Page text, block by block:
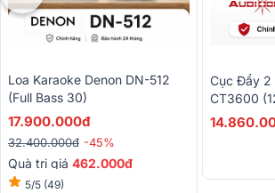
Loa Karaoke Denon DN-512
(Full Bass 30)
17.900.000đ
32.400.000đ -45%
Quà trị giá 462.000đ
5/5 (49)
Cục Đẩy 2
CT3600
Bridge)